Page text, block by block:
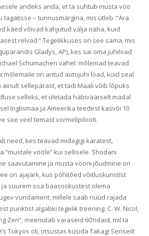
andeks anda, et ta suhtub musta vöö
– tunnusmärgina, mis ütleb :”Ära
käed võivad kahjutud välja näha, kuid
relvad.” Tegelikkuses on see sama, mis
Gladys, AP), kes sai oma juhiload
Schumacheri vahel: mõlemad teavad
mõlemaile on antud autojuhi load, kuid seal
ainult sellepärast, et tädi Maali võib lõpuks
selleks, et ületada häbiväärselt madal
Inglismaa ja Ameerika teedest kasvõi 10
see veel temast vormelipilooti.
need, kes teavad midagigi karatest,
“mustale vööle” kui sellisele. Shodani
saavutamine ja musta vööni jõudmine on
on ajajärk, kus põhitõed võitluskunstist
suurem osa baasoskustest olema
vundament, millele saab nüüd rajada
punktist algabki tegelik treening. C. W. Nicol,
Zen”, meenutab varaseid 60’ndaid, mil ta
Tokyos oli, otsustas küsida Takagi Senseilt